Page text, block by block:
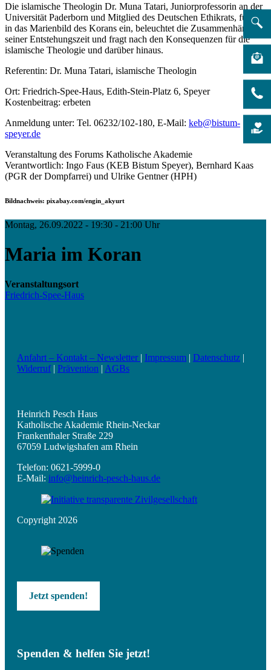
Die islamische Theologin Dr. Muna Tatari, Juniorprofessorin an der
Universität Paderborn und Mitglied des Deutschen Ethikrats, führt
in das Marienbild des Korans ein, beleuchtet die Zusammenhänge
seiner Entstehungszeit und fragt nach den Konsequenzen für die
islamische Theologie und darüber hinaus.
Referentin: Dr. Muna Tatari, islamische Theologin
Ort: Friedrich-Spee-Haus, Edith-Stein-Platz 6, Speyer
Kostenbeitrag: erbeten
Anmeldung unter: Tel. 06232/102-180, E-Mail: keb@bistum-
speyer.de
Veranstaltung des Forums Katholische Akademie
Verantwortlich: Ingo Faus (KEB Bistum Speyer), Bernhard Kaas
(PGR der Dompfarrei) und Ulrike Gentner (HPH)
Bildnachweis: pixabay.com/engin_akyurt
Montag, 26.09.2022 - 19:30 - 21:00 Uhr
Maria im Koran
Veranstaltungsort
Friedrich-Spee-Haus
Anfahrt – Kontakt – Newsletter | Impressum | Datenschutz |
Widerruf| Prävention | AGBs
Heinrich Pesch Haus
Katholische Akademie Rhein-Neckar
Frankenthaler Straße 229
67059 Ludwigshafen am Rhein
Telefon: 0621-5999-0
E-Mail: info@heinrich-pesch-haus.de
Copyright 2026
Jetzt spenden!
Spenden & helfen Sie jetzt!